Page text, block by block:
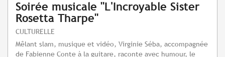
Soirée musicale "L'Incroyable Sister
Rosetta Tharpe"
CULTURELLE
Mêlant slam, musique et vidéo, Virginie Séba, accompagnée
de Fabienne Conte à la guitare, raconte avec humour, le